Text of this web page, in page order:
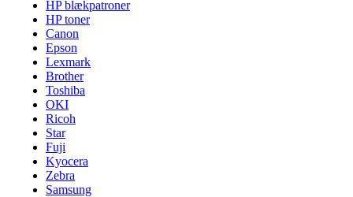
HP blækpatroner
HP toner
Canon
Epson
Lexmark
Brother
Toshiba
OKI
Ricoh
Star
Fuji
Kyocera
Zebra
Samsung